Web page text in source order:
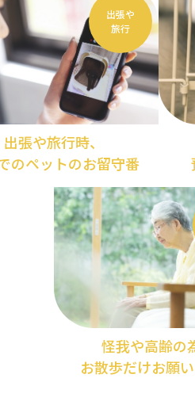
出張や
旅行
出張や旅行時、
のペットのお留守番
怪我や高齢の
お散歩だけお願